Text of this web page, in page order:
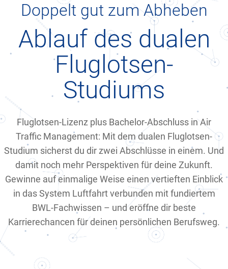
Doppelt gut zum Abheben
Ablauf des dualen
Fluglotsen-
Studiums
Fluglotsen-Lizenz plus Bachelor-Abschluss in Air
Traffic Management: Mit dem dualen Fluglotsen-
Studium sicherst du dir zwei Abschlüsse in einem. Und
damit noch mehr Perspektiven für deine Zukunft.
Gewinne auf einmalige Weise einen vertieften Einblick
in das System Luftfahrt verbunden mit fundiertem
BWL-Fachwissen – und eröffne dir beste
Karrierechancen für deinen persönlichen Berufsweg.